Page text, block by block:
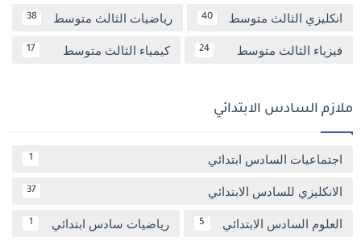
انكليزي الثالث متوسط 40 رياضيات الثالث متوسط 38
فيزياء الثالث متوسط 24 كيمياء الثالث متوسط 17
ملازم السادس الابتدائي
اجتماعيات السادس ابتدائي 1
الانكليزي للسادس الابتدائي 37
العلوم السادس الابتدائي 5 رياضيات سادس ابتدائي 1